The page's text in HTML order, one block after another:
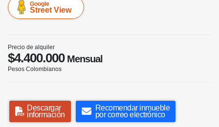
Google
Street View
Precio de alquiler
$4.400.000Mensual
Pesos Colombianos
Descargar
información
Recomendar inmueble
por correo electrónico